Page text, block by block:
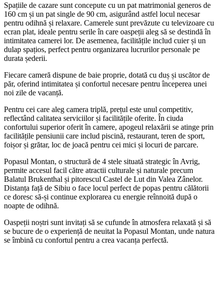
Spațiile de cazare sunt concepute cu un pat matrimonial generos de
160 cm și un pat single de 90 cm, asigurând astfel locul necesar
pentru odihnă și relaxare. Camerele sunt prevăzute cu televizoare cu
ecran plat, ideale pentru serile în care oaspeții aleg să se destindă în
intimitatea camerei lor. De asemenea, facilitățile includ cuier și un
dulap spațios, perfect pentru organizarea lucrurilor personale pe
durata șederii.
Fiecare cameră dispune de baie proprie, dotată cu duș și uscător de
păr, oferind intimitatea și confortul necesare pentru începerea unei
noi zile de vacanță.
Pentru cei care aleg camera triplă, prețul este unul competitiv,
reflectând calitatea serviciilor și facilitățile oferite. În ciuda
confortului superior oferit în camere, apogeul relaxării se atinge prin
facilitățile pensiunii care includ piscină, restaurant, teren de sport,
foișor și grătar, loc de joacă pentru cei mici și locuri de parcare.
Popasul Montan, o structură de 4 stele situată strategic în Avrig,
permite accesul facil către atractii culturale și naturale precum
Balatul Brukenthal și pitorescul Castel de Lut din Valea Zânelor.
Distanța față de Sibiu o face locul perfect de popas pentru călătorii
ce doresc să-și continue explorarea cu energie reînnoită după o
noapte de odihnă.
Oaspeții noștri sunt invitați să se cufunde în atmosfera relaxată și să
se bucure de o experiență de neuitat la Popasul Montan, unde natura
se îmbină cu confortul pentru a crea vacanța perfectă.